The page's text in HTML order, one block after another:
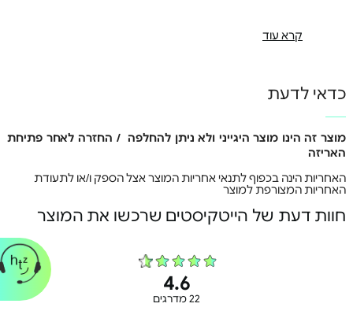
הפעלה שמספיקה לימים
שלך חלשה, טעינה מהירה של 3 דקות תוכל לספק לך 1.5
שעות של זמן האזנה.
קרא עוד
כדאי לדעת
מוצר זה הינו מוצר היגייני ולא ניתן להחלפה / החזרה לאחר פתיחת
האריזה
האחריות הינה בכפוף לתנאי אחריות המוצר אצל הספק ו/או לתעודת
האחריות המצורפת למוצר
חוות דעת של הייטקיסטים שרכשו את המוצר
4.6
22 מדרגים